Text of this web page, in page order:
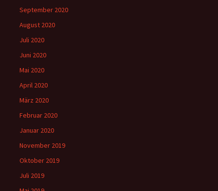
September 2020
August 2020
Juli 2020
Juni 2020
Mai 2020
April 2020
März 2020
Februar 2020
Januar 2020
November 2019
Oktober 2019
Juli 2019